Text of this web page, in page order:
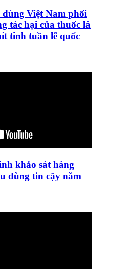
Việt Nam phối
tác hại của thuốc lá
tinh tuần lễ quốc
khảo sát hàng
dùng tin cậy năm